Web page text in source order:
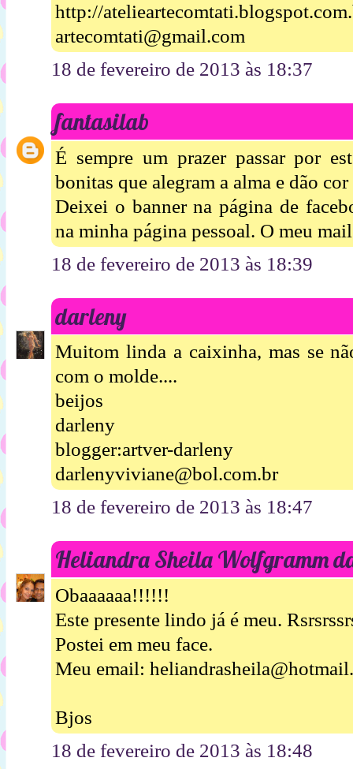
http://
artecomtati@gmail.com
18 de fevereiro de 2013 às 18:37
fantasilab
É sempre um prazer passar por
bonitas que alegram a alma e dão
Deixei o banner na página de
na minha página pessoal. O meu
18 de fevereiro de 2013 às 18:39
darleny
Muitom linda a caixinha, mas se
com o molde....
beijos
darleny
blogger:artver-darleny
darlenyviviane@bol.com.br
18 de fevereiro de 2013 às 18:47
Heliandra Sheila Wolfgramm
Obaaaaaa!!!!!!
Este presente lindo já é meu.
Postei em meu face.
Meu email:
Bjos
18 de fevereiro de 2013 às 18:48